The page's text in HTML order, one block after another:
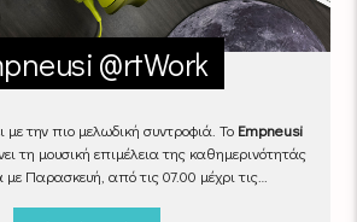
@rtWork
με την πιο μελωδική συντροφιά. Το Empneusi
τη μουσική επιμέλεια της καθημερινότητάς
Παρασκευή, από τις 07.00 μέχρι τις